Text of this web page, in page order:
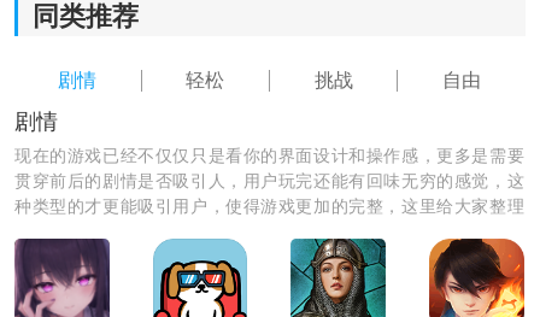
2.多样化的玩法，包括战斗、收集、种植等，玩家可以根
味性。
3.精心设计的角色装扮系统，玩家可以自由搭配各种服装
和装备，使自己的冒险者与众不同。
能，结交朋友，组队进行冒险，互相帮助解决困难。
同类推荐
剧情 轻松 挑战 自由
剧情
现在的游戏已经不仅仅只是看你的界面设计和操作感，更多是需要
贯穿前后的剧情是否吸引人，用户玩完还能有回味无穷的感觉，这
种类型的才更能吸引用户，使得游戏更加的完整，这里给大家整理